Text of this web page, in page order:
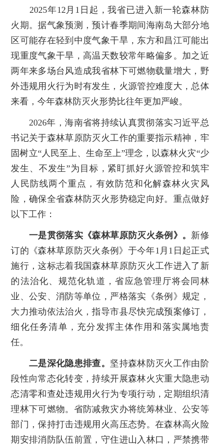
2025年12月1日起，我省已进入新一轮森林防
火期。据气象预测，预计春季期间海南岛大部分地
区可能存在轻到中度气象干旱，东方和昌江可能出
现重度气象干旱，高温天数较常年略偏多。加之近
两年来多场台风造成我省林下可燃物载量增大，野
外违规用火行为时有发生，火源管控难度大，总体
来看，今年森林防灭火形势比往年更加严峻。
2026年，海南省将持续认真贯彻落实习近平总
书记关于森林草原防灭火工作的重要指示精神，牢
固树立“人民至上、生命至上”理念，以森林火灾“少
发生、不发生”为目标，紧盯抓好火源管控和筑牢
人民防线两个重点，有效防范和化解森林火灾风
险，确保全省森林防灭火形势稳定向好。重点做好
以下工作：
一是贯彻落实《森林草原防灭火条例》。 新修
订的《森林草原防灭火条例》于今年1月1日起正式
施行，这标志着我国森林草原防灭火工作进入了新
的法治化、规范化轨道，省应急管理厅将会同林
业、公安、消防等单位，严格落实《条例》规定，
大力推动依法治火，指导市县尽快完成预案修订，
细化任务清单，充分发挥主体作用和落实属地责
任。
二是深化隐患排查。 坚持森林防灭火工作由阶
段性向常态化转变，持续开展森林火灾重大隐患动
态清零和查处违规用火行为专项行动，定期组织清
理林下可燃物。省防减救灾办将统筹林业、公安等
部门，保持打击违规用火高压态势。在森林高火险
期安排消防队伍前置，守住进山入林口，严禁携带